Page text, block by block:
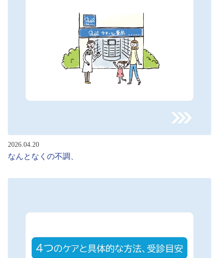
2026.04.20
なんとなくの不調、